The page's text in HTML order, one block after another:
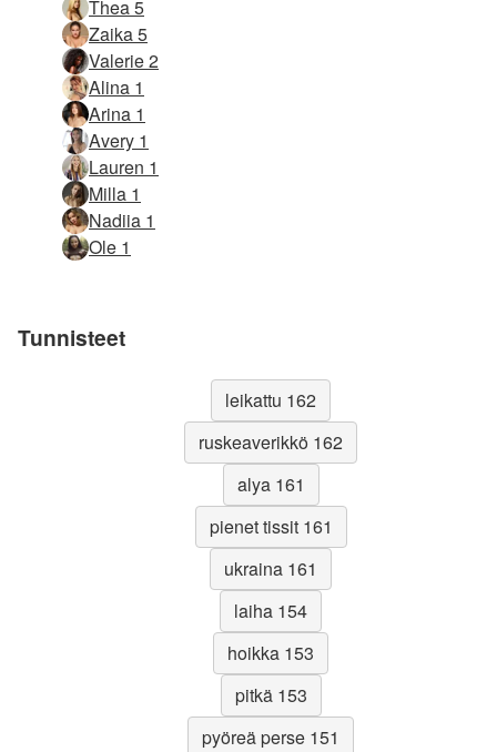
Thea 5
Zaika 5
Valerie 2
Alina 1
Arina 1
Avery 1
Lauren 1
Milla 1
Nadiia 1
Ole 1
Tunnisteet
leikattu 162
ruskeaverikkö 162
alya 161
pienet tissit 161
ukraina 161
laiha 154
hoikka 153
pitkä 153
pyöreä perse 151